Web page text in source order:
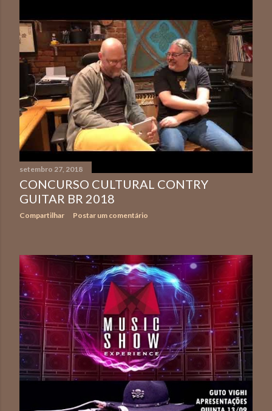
setembro 27, 2018
CONCURSO CULTURAL CONTRY
GUITAR BR 2018
Compartilhar Postar um comentário